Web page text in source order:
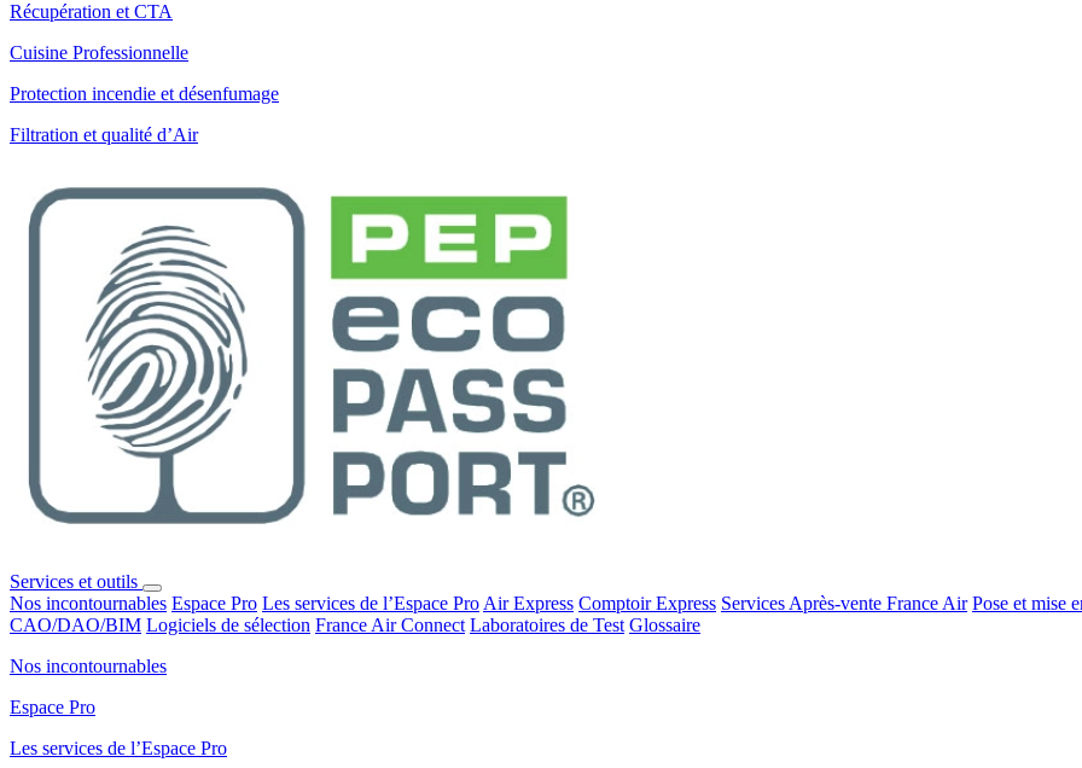
Récupération et CTA
Cuisine Professionnelle
Protection incendie et désenfumage
Filtration et qualité d’Air
Services et outils
Nos incontournables Espace Pro Les services de l’Espace Pro Air Express Comptoir Express Services Après-vente France Air Pose et mise
CAO/DAO/BIM Logiciels de sélection France Air Connect Laboratoires de Test Glossaire
Nos incontournables
Espace Pro
Les services de l’Espace Pro